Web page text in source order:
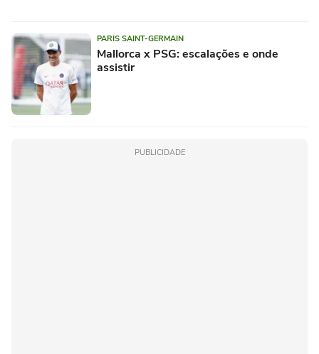
PARIS SAINT-GERMAIN
Mallorca x PSG: escalações e onde
assistir
PUBLICIDADE